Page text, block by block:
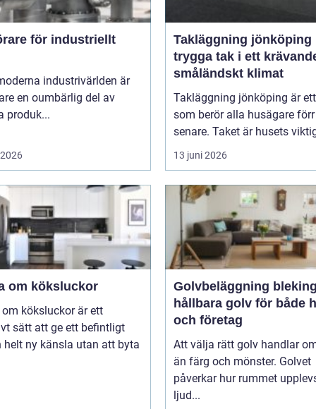
för industriellt
industrivärlden är
en oumbärlig del av
produk...
Takläggning jönköping
trygga tak i ett
småländskt klimat
Takläggning jönköping är
som berör alla husägare
senare. Taket är husets
13 juni 2026
om köksluckor
köksluckor är ett
sätt att ge ett befintligt
helt ny känsla utan att byta
Golvbeläggning
hållbara golv för både
och företag
Att välja rätt golv handlar
än färg och mönster. Golvet
påverkar hur rummet
ljud...